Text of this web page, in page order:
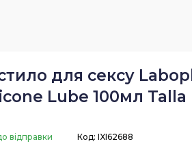
для сексу
Lube 100мл Talla
відправки Код: IXI62688